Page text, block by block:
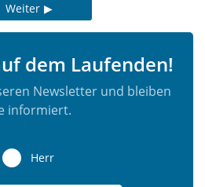
Weiter
dem Laufenden!
Newsletter und bleiben
informiert.
Herr